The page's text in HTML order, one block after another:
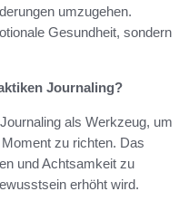
umzugehen.
Gesundheit, sondern
Journaling?
als Werkzeug, um
zu richten. Das
und Achtsamkeit zu
erhöht wird.